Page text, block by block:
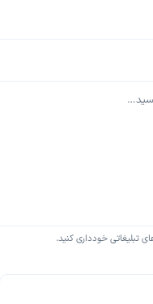
تبلیغاتی خودداری کنید.